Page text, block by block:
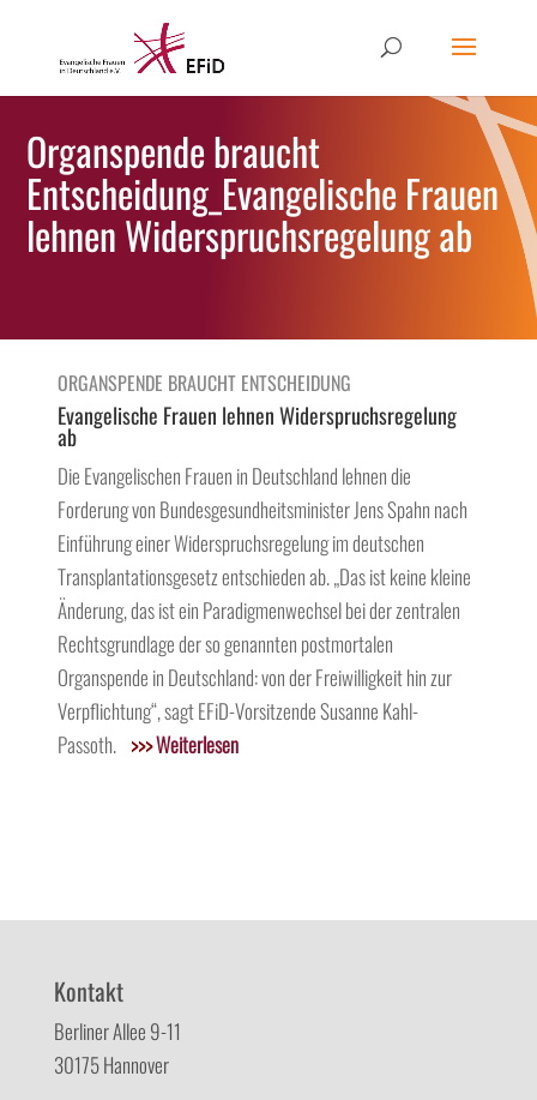
Organspende braucht
Entscheidung_Evangelische Frauen
lehnen Widerspruchsregelung ab
ORGANSPENDE BRAUCHT ENTSCHEIDUNG
Evangelische Frauen lehnen Widerspruchsregelung
ab
Die Evangelischen Frauen in Deutschland lehnen die
Forderung von Bundesgesundheitsminister Jens Spahn nach
Einführung einer Widerspruchsregelung im deutschen
Transplantationsgesetz entschieden ab. „Das ist keine kleine
Änderung, das ist ein Paradigmenwechsel bei der zentralen
Rechtsgrundlage der so genannten postmortalen
Organspende in Deutschland: von der Freiwilligkeit hin zur
Verpflichtung“, sagt EFiD-Vorsitzende Susanne Kahl-
Passoth. >>>Weiterlesen
Kontakt
Berliner Allee 9-11
30175 Hannover